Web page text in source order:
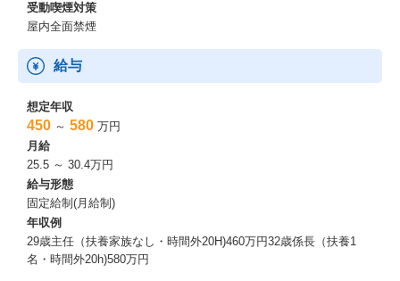
受動喫煙対策
屋内全面禁煙
給与
想定年収
450 ～ 580 万円
月給
25.5 ～ 30.4万円
給与形態
固定給制(月給制)
年収例
29歳主任（扶養家族なし・時間外20H)460万円32歳係長（扶養1
名・時間外20h)580万円